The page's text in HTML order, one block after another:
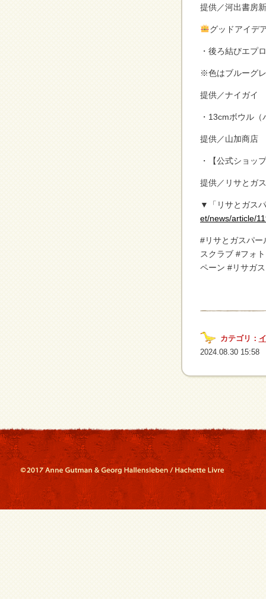
提供／河出書房
グッドアイデ
・後ろ結びエプ
※色はブルーグ
提供／ナイガイ
・13cmボウル
提供／山加商店
・【公式ショッ
提供／リサとガ
▼「リサとガス
et/news/article/
#リサとガスパ
スクラブ #フォ
ペーン #リサガ
カテゴリ：
2024.08.30 15:58